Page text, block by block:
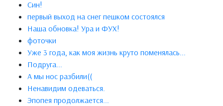
Син!
первый выход на снег пешком состоялся
Наша обновка! Ура и ФУХ!
фоточки
Уже 3 года, как моя жизнь круто поменялась...
Подруга...
А мы нос разбили((
Ненавидим одеваться.
Эпопея продолжается...